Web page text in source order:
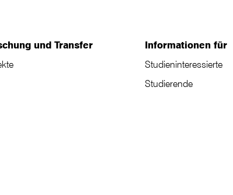
und Transfer
Informationen für
Studieninteressierte
Studierende